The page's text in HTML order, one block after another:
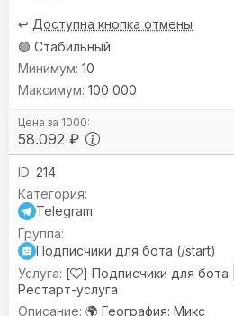
↩️ Доступна кнопка отмены
🟢 Стабильный
58.092 ₽
10
100 000
214
Telegram
Подписчики для бота (/start)
[
] Подписчики для бота |
Рестарт-услуга
🌍 География: Микс